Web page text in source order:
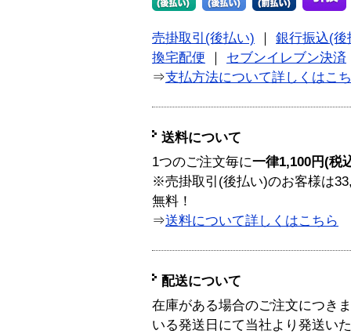
売掛取引(後払い)
銀行振込(後
換宅配便
セブンイレブン決済
⇒支払方法について詳しくはこ
送料について
1つのご注文毎に一律1,100円(税
※売掛取引(後払い)のお客様は
無料！
⇒送料について詳しくはこちら
配送について
在庫がある場合のご注文につき
いる発送日にて当社より発送い